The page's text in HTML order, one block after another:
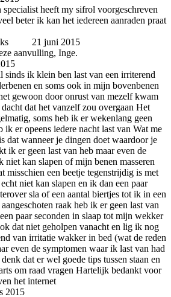
heeft my sifrol voorgeschreven
beter ik kan het iedereen aanraden praat
21 juni 2015
aanvulling, Inge.
sinds ik klein ben last van een irriterend
en soms ook in mijn bovenbenen
gewoon door onrust van mezelf kwam
dat het vanzelf zou overgaan Het
soms heb ik er wekenlang geen
ik er opeens iedere nacht last van Wat me
dat wanneer je dingen doet waardoor je
ik er geen last van heb maar even de
niet kan slapen of mijn benen masseren
misschien een beetje tegenstrijdig is met
niet kan slapen en ik dan een paar
sla of een aantal biertjes tot ik in een
raak heb ik er geen last van
paar seconden in slaap tot mijn wekker
dat niet geholpen vanacht en lig ik nog
van irritatie wakker in bed (wat de reden
even de symptomen waar ik last van had
dat er wel goede tips tussen staan en
om raad vragen Hartelijk bedankt voor
het internet
2015